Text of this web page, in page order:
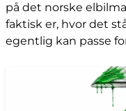
på det norske
faktisk er, hvor det
egentlig kan passe